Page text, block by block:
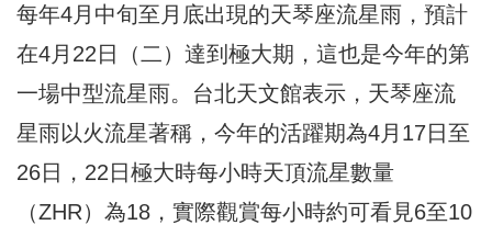
每年4月中旬至月底出現的天琴座流星雨，預計
在4月22日（二）達到極大期，這也是今年的第
一場中型流星雨。台北天文館表示，天琴座流
星雨以火流星著稱，今年的活躍期為4月17日至
26日，22日極大時每小時天頂流星數量
（ZHR）為18，實際觀賞每小時約可看見6至10